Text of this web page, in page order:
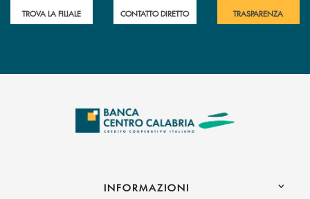
TROVA LA FILIALE CONTATTO DIRETTO TRASPARENZA
INFORMAZIONI